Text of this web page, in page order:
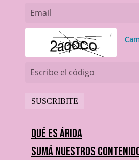
Email
Escribe el código
Qué es Árida
Sumá nuestros